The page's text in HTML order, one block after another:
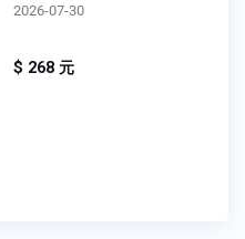
2026-07-30
$ 268 元